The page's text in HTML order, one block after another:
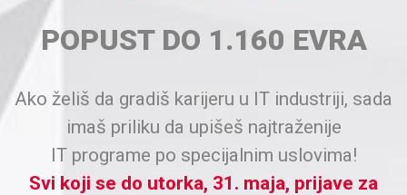
POPUST DO 1.160 EVRA
Ako želiš da gradiš karijeru u IT industriji, sada
imaš priliku da upišeš najtraženije
IT programe po specijalnim uslovima!
Svi koji se do utorka, 31. maja, prijave za